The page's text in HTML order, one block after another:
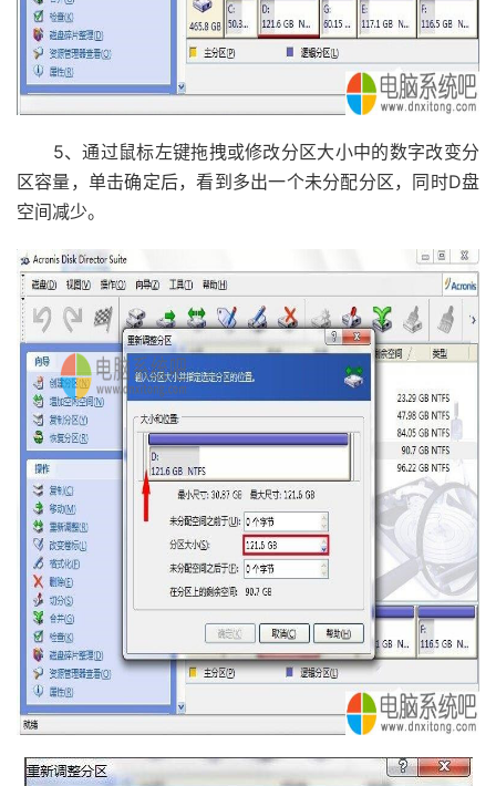
5、通过鼠标左键拖拽或修改分区大小中的数字改变分
区容量，单击确定后，看到多出一个未分配分区，同时D盘
空间减少。